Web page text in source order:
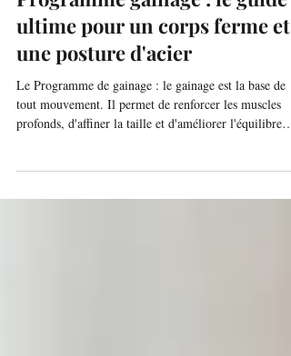
2 min de lecture
Programme gainage : le guide
ultime pour un corps ferme et
une posture d'acier
tout mouvement. Il permet de renforcer les muscles
profonds, d'affiner la taille et d'améliorer l'équilibre